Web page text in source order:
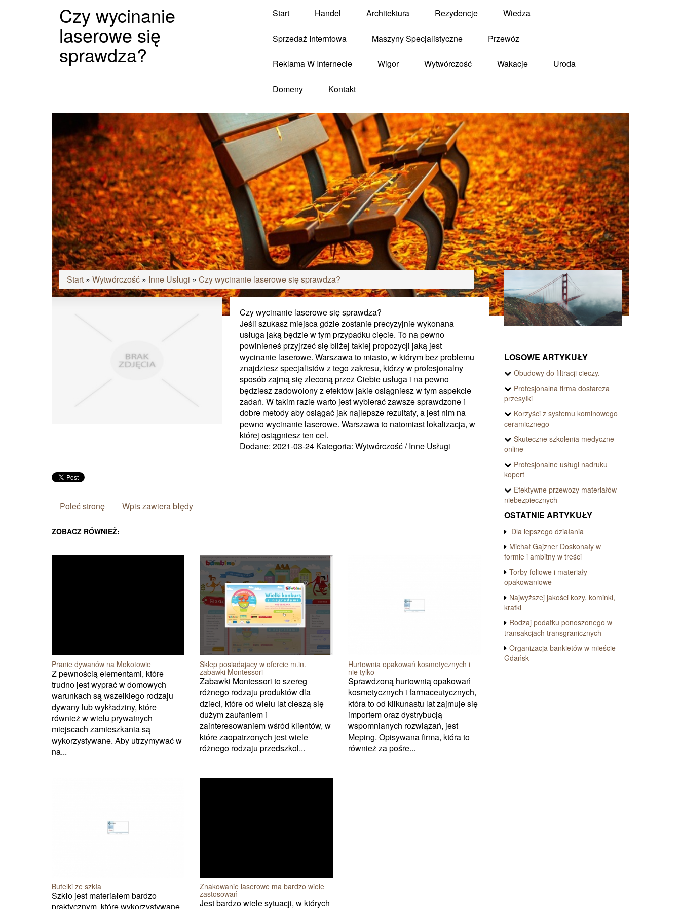
Czy wycinanie
laserowe się
sprawdza?
Start Handel Architektura Rezydencje Wiedza
Sprzedaż Interntowa Maszyny Specjalistyczne Przewóz
Reklama W Internecie Wigor Wytwórczość Wakacje Uroda
Domeny Kontakt
Start » Wytwórczość » Inne Usługi » Czy wycinanie laserowe się sprawdza?
Czy wycinanie laserowe się sprawdza?
Jeśli szukasz miejsca gdzie zostanie precyzyjnie wykonana
usługa jaką będzie w tym przypadku cięcie. To na pewno
powinieneś przyjrzeć się bliżej takiej propozycji jaką jest
wycinanie laserowe. Warszawa to miasto, w którym bez problemu
znajdziesz specjalistów z tego zakresu, którzy w profesjonalny
sposób zajmą się zleconą przez Ciebie usługa i na pewno
będziesz zadowolony z efektów jakie osiągniesz w tym aspekcie
zadań. W takim razie warto jest wybierać zawsze sprawdzone i
dobre metody aby osiągać jak najlepsze rezultaty, a jest nim na
pewno wycinanie laserowe. Warszawa to natomiast lokalizacja, w
której osiągniesz ten cel.
Dodane: 2021-03-24 Kategoria: Wytwórczość / Inne Usługi
Poleć stronę Wpis zawiera błędy
ZOBACZ RÓWNIEŻ:
Pranie dywanów na Mokotowie
Z pewnością elementami, które
trudno jest wyprać w domowych
warunkach są wszelkiego rodzaju
dywany lub wykładziny, które
również w wielu prywatnych
miejscach zamieszkania są
wykorzystywane. Aby utrzymywać w
na...
Sklep posiadajacy w ofercie m.in.
zabawki Montessori
Zabawki Montessori to szereg
różnego rodzaju produktów dla
dzieci, które od wielu lat cieszą się
dużym zaufaniem i
zainteresowaniem wśród klientów, w
które zaopatrzonych jest wiele
różnego rodzaju przedszkol...
Hurtownia opakowań kosmetycznych i
nie tylko
Sprawdzoną hurtownią opakowań
kosmetycznych i farmaceutycznych,
która to od kilkunastu lat zajmuje się
importem oraz dystrybucją
wspomnianych rozwiązań, jest
Meping. Opisywana firma, która to
również za pośre...
Butelki ze szkła
Szkło jest materiałem bardzo
praktycznym, które wykorzystywane
Znakowanie laserowe ma bardzo wiele
zastosowań
Jest bardzo wiele sytuacji, w których
LOSOWE ARTYKUŁY
Obudowy do filtracji cieczy.
Profesjonalna firma dostarcza
przesyłki
Korzyści z systemu kominowego
ceramicznego
Skuteczne szkolenia medyczne
online
Profesjonalne usługi nadruku
kopert
Efektywne przewozy materiałów
niebezpiecznych
OSTATNIE ARTYKUŁY
Dla lepszego działania
Michał Gajzner Doskonały w
formie i ambitny w treści
Torby foliowe i materiały
opakowaniowe
Najwyższej jakości kozy, kominki,
kratki
Rodzaj podatku ponoszonego w
transakcjach transgranicznych
Organizacja bankietów w mieście
Gdańsk